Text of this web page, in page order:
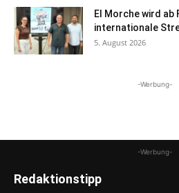
El Morche wird ab
internationale
5. August 2026
-Werbung-
-Werbung-
Redaktionstipp